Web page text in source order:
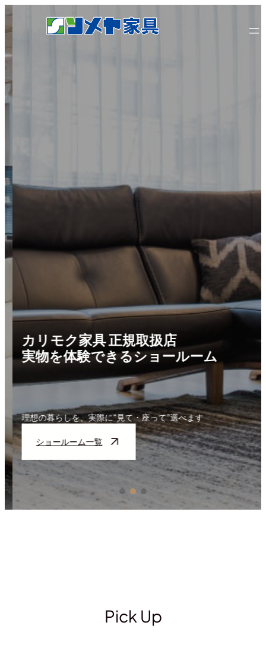
内
容
ス
ッ
プ
カリモク家具 正規取扱店
実物を体験できるショールーム
理想の暮らしを、実際に“見て・座って”選べます
ショールーム一覧
Pick Up